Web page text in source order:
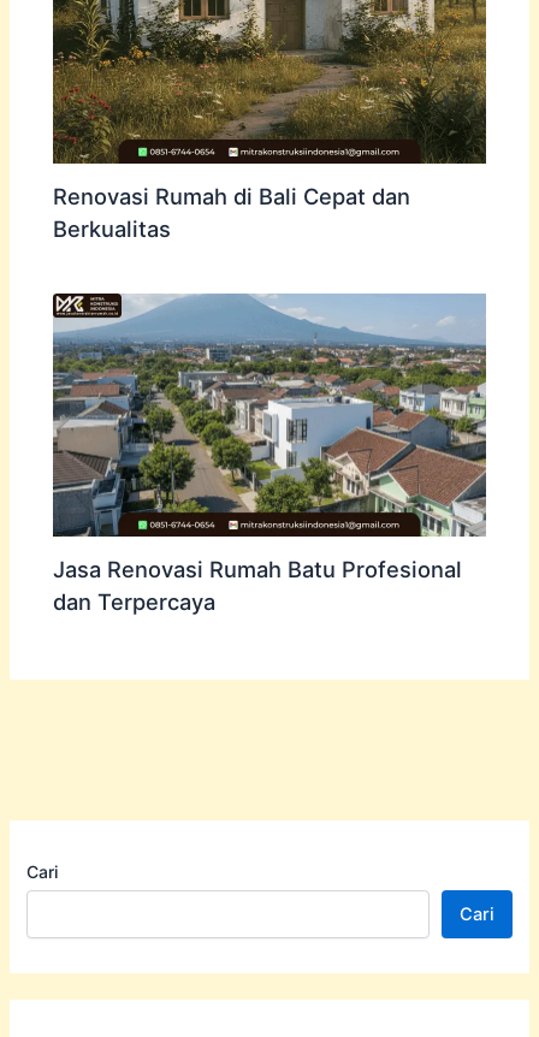
Renovasi Rumah di Bali Cepat dan
Berkualitas
Jasa Renovasi Rumah Batu Profesional
dan Terpercaya
Cari
Cari